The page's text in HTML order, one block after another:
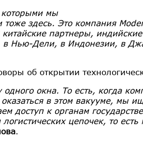
которыми мы
тоже здесь. Это компания
партнеры,
в Нью-Дели, в Индонезии, в
об открытии
окна. То есть, когда
в этом вакууме, мы
доступ к органам
цепочек, то
.